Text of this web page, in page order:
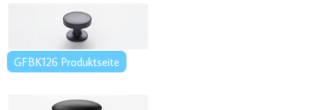
GFBK126 Produktseite